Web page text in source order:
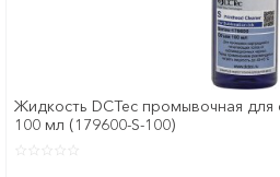
Жидкость DCTec промывочная для
100 мл (179600-S-100)